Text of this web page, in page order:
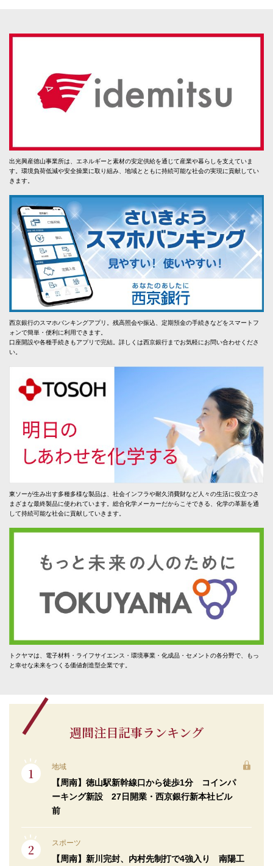
出光興産徳山事業所は、エネルギーと素材の安定供給を通じて産業や暮らしを支えていま
す。環境負荷低減や安全操業に取り組み、地域とともに持続可能な社会の実現に貢献してい
きます。
西京銀行のスマホバンキングアプリ。残高照会や振込、定期預金の手続きなどをスマートフ
ォンで簡単・便利に利用できます。
口座開設や各種手続きもアプリで完結。詳しくは西京銀行までお気軽にお問い合わせくださ
い。
東ソーが生み出す多種多様な製品は、社会インフラや耐久消費財など人々の生活に役立つさ
まざまな最終製品に使われています。総合化学メーカーだからこそできる、化学の革新を通
して持続可能な社会に貢献していきます。
トクヤマは、電子材料・ライフサイエンス・環境事業・化成品・セメントの各分野で、もっ
と幸せな未来をつくる価値創造型企業です。
週間注目記事ランキング
地域
【周南】徳山駅新幹線口から徒歩1分 コインパ
ーキング新設 27日開業・西京銀行新本社ビル
前
スポーツ
【周南】新川完封、内村先制打で4強入り 南陽工